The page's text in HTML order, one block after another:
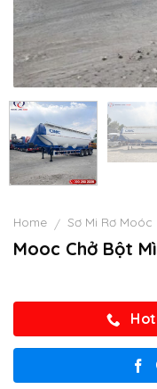
Home / Sơ Mi Rơ Moóc
Mooc Chở Bột